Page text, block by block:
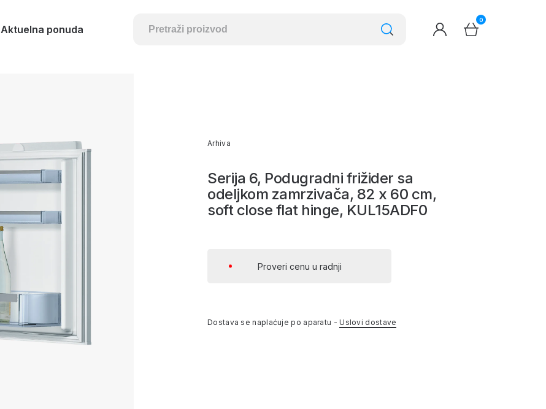
Aktuelna ponuda
0
Arhiva
Serija 6, Podugradni frižider sa
odeljkom zamrzivača, 82 x 60 cm,
soft close flat hinge, KUL15ADF0
Proveri cenu u radnji
Dostava se naplaćuje po aparatu -Uslovi dostave